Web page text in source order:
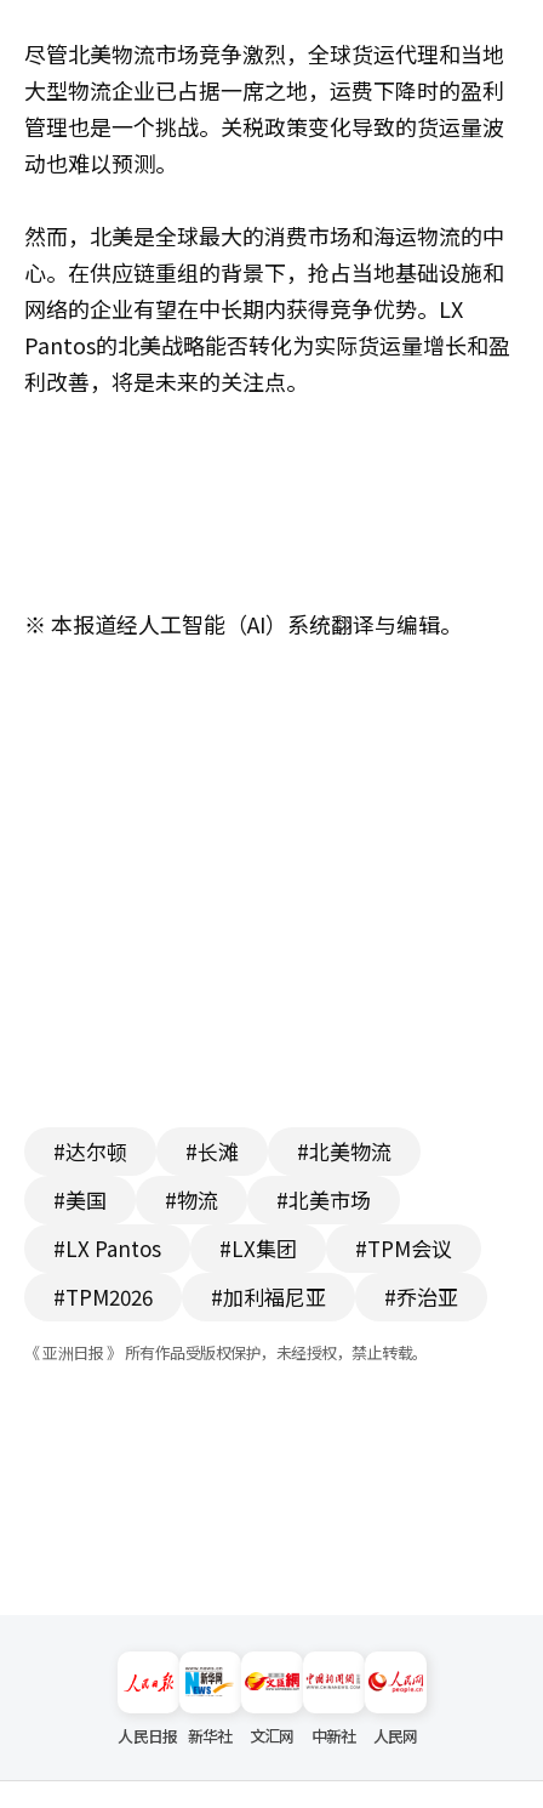
尽管北美物流市场竞争激烈，全球货运代理和当地
大型物流企业已占据一席之地，运费下降时的盈利
管理也是一个挑战。关税政策变化导致的货运量波
动也难以预测。
然而，北美是全球最大的消费市场和海运物流的中
心。在供应链重组的背景下，抢占当地基础设施和
网络的企业有望在中长期内获得竞争优势。LX
Pantos的北美战略能否转化为实际货运量增长和盈
利改善，将是未来的关注点。
※ 本报道经人工智能（AI）系统翻译与编辑。
#达尔顿 #长滩
#北美物流
#美国
#物流
#北美市场
#LX Pantos
#LX集团
#TPM会议
#TPM2026
#加利福尼亚 #乔治亚
《 亚洲日报 》 所有作品受版权保护，未经授权，禁止转载。
人民日报 新华社 文汇网 中新社 人民网